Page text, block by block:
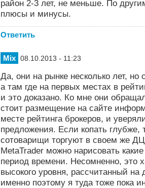
район 2-3 лет, не меньше. По
плюсы и минусы.
Ответить
Mix 08.10.2013 - 11:23
Да, они на рынке несколько лет, но
а там где на первых местах в
и это доказано. Ко мне они
стоит размещение на сайте
месте рейтинга брокеров, и
предложения. Если копать глубже,
сотоварищи торгуют в своем же
MetaTrader можно нарисовать
период времени. Несомненно, это
высокого уровня, рассчитанный
именно поэтому я туда тоже пока